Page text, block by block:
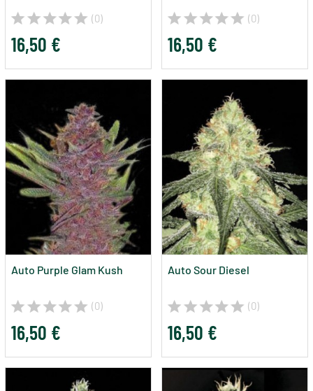
(0)
16,50 €
(0)
16,50 €
Auto Purple Glam Kush
(0)
16,50 €
Auto Sour Diesel
(0)
16,50 €